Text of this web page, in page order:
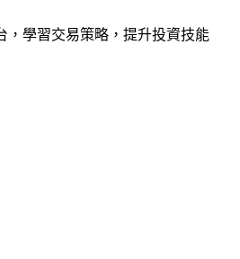
，學習交易策略，提升投資技能